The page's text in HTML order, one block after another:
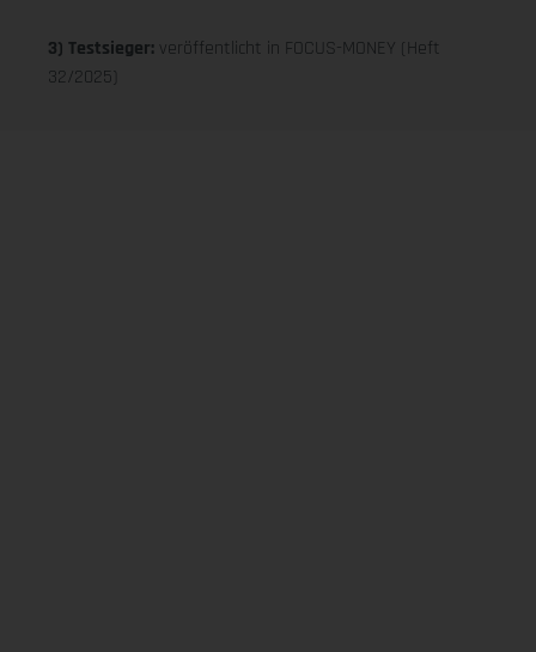
3) Testsieger: veröffentlicht in FOCUS-MONEY (Heft
32/2025)